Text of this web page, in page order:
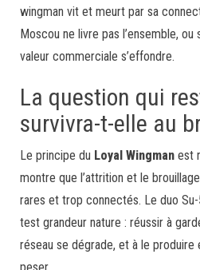
wingman vit et meurt par sa
Moscou ne livre pas l’ensemble, ou
valeur commerciale s’effondre.
La question qui
survivra-t-elle au
Le principe du Loyal Wingman est
montre que l’attrition et le
rares et trop connectés. Le duo
test grandeur nature : réussir à
réseau se dégrade, et à le produire